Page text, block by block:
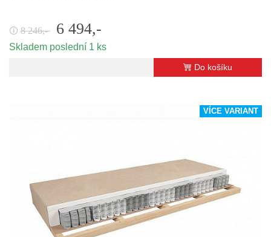
🛈 8 246,- 6 494,-
Skladem poslední 1 ks
Do košíku
VÍCE VARIANT